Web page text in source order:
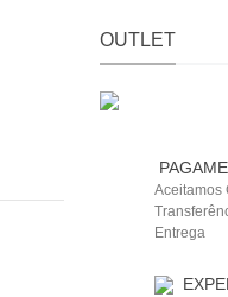
OUTLET
Aceitamos
Entrega